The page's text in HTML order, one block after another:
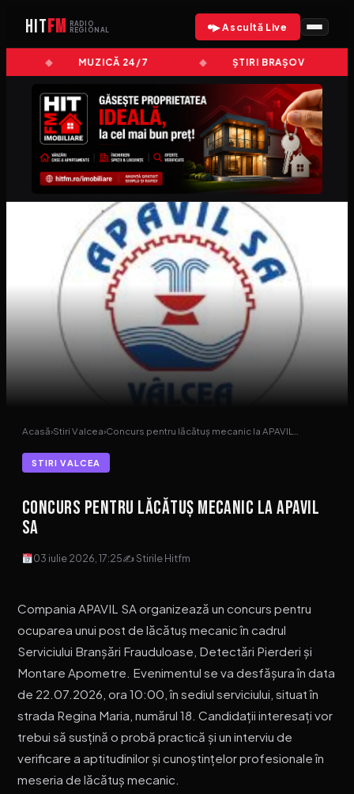
HITFM
RADIO
REGIONAL
▶ Ascultă Live
MUZICĂ 24/7 ȘTIRI BRAȘOV
Acasă›Stiri Valcea›Concurs pentru lăcătuș mecanic la APAVIL…
STIRI VALCEA
Concurs pentru lăcătuș mecanic la APAVIL
SA
03 iulie 2026, 17:25✍ Stirile Hitfm
Compania APAVIL SA organizează un concurs pentru
ocuparea unui post de lăcătuș mecanic în cadrul
Serviciului Branșări Frauduloase, Detectări Pierderi și
Montare Apometre. Evenimentul se va desfășura în data
de 22.07.2026, ora 10:00, în sediul serviciului, situat în
strada Regina Maria, numărul 18. Candidații interesați vor
trebui să susțină o probă practică și un interviu de
verificare a aptitudinilor și cunoștințelor profesionale în
meseria de lăcătuș mecanic.